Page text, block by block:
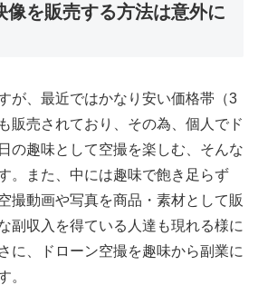
像を販売する方法は意外に
が、最近ではかなり安い価格帯（3
販売されており、その為、個人でド
の趣味として空撮を楽しむ、そんな
。また、中には趣味で飽き足らず
撮動画や写真を商品・素材として販
副収入を得ている人達も現れる様に
に、ドローン空撮を趣味から副業に
。